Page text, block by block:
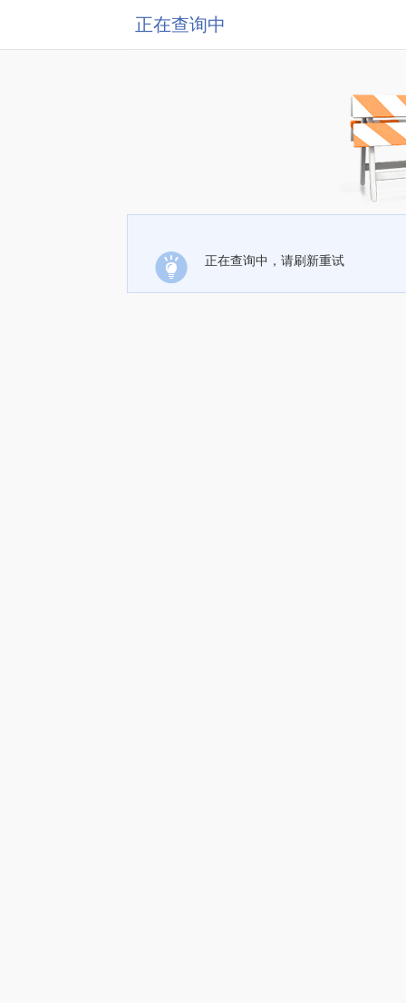
正在查询中
正在查询中，请刷新重试